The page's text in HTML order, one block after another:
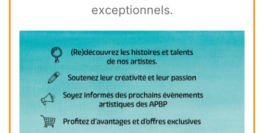
exceptionnels.